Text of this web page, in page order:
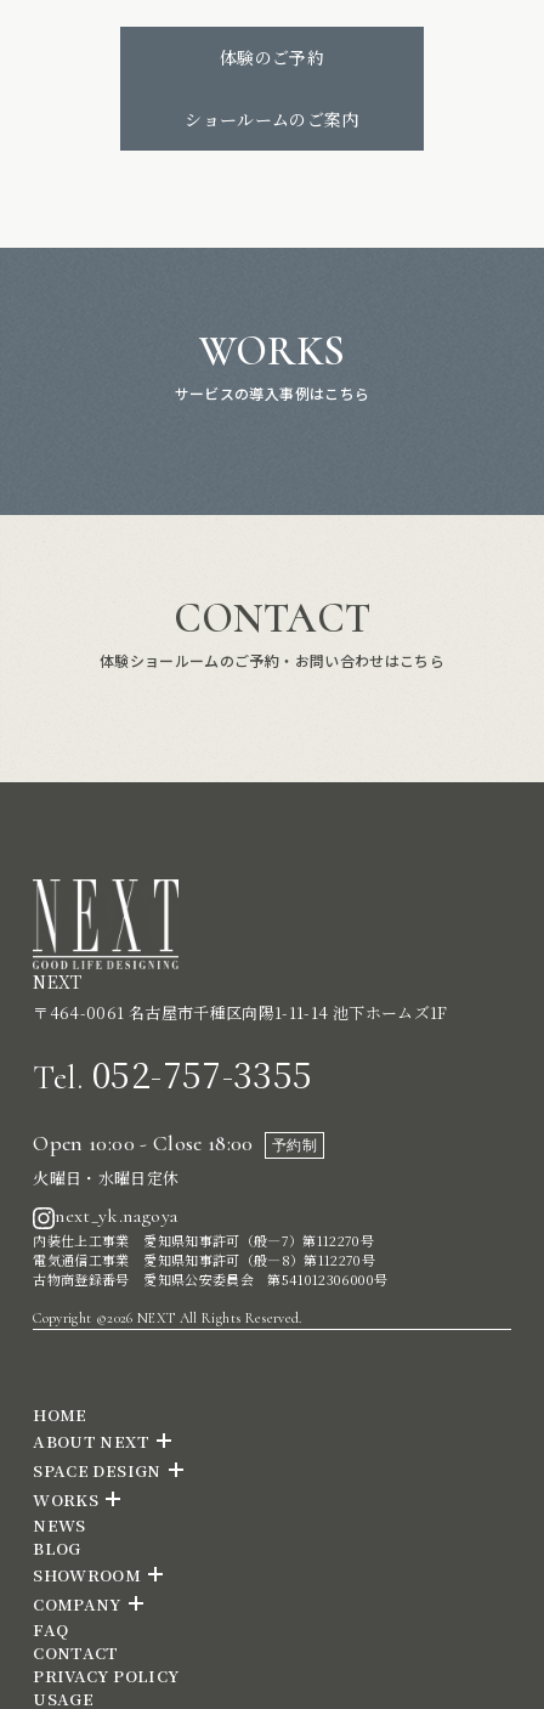
体験のご予約
ショールームのご案内
WORKS
サービスの導入事例はこちら
CONTACT
体験ショールームのご予約・お問い合わせはこちら
NEXT
〒464-0061 名古屋市千種区向陽1-11-14 池下ホームズ1F
Tel. 052-757-3355
Open 10:00 - Close 18:00 予約制
火曜日・水曜日定休
next_yk.nagoya
内装仕上工事業 愛知県知事許可（般―7）第112270号
電気通信工事業 愛知県知事許可（般―8）第112270号
古物商登録番号 愛知県公安委員会 第541012306000号
Copyright ©2026 NEXT All Rights Reserved.
HOME
ABOUT NEXT
SPACE DESIGN
WORKS
NEWS
BLOG
SHOWROOM
COMPANY
FAQ
CONTACT
PRIVACY POLICY
USAGE